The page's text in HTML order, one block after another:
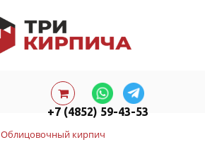
+7 (4852) 59-43-53
Облицовочный кирпич